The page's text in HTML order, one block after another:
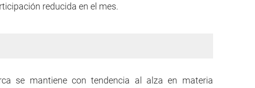
reducida en el mes.
se mantiene con tendencia al alza en materia